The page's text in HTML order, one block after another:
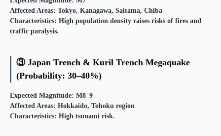
Affected Areas: Tokyo, Kanagawa, Saitama, Chiba
Characteristics: High population density raises risks of fires and
traffic paralysis.
③ Japan Trench & Kuril Trench Megaquake
(Probability: 30–40%)
Expected Magnitude: M8–9
Affected Areas: Hokkaido, Tohoku region
Characteristics: High tsunami risk.